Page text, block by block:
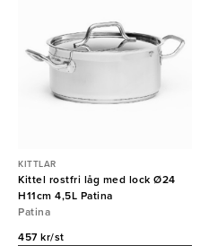
KITTLAR
Kittel rostfri låg med lock Ø24
H11cm 4,5L Patina
Patina
457 kr/st